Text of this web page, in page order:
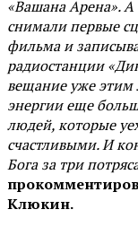
«Вашана Арена».
снимали первые
фильма и
радиостанции
вещание уже этим
энергии еще
людей, которые
счастливыми. И
Бога за три
Клюкин.